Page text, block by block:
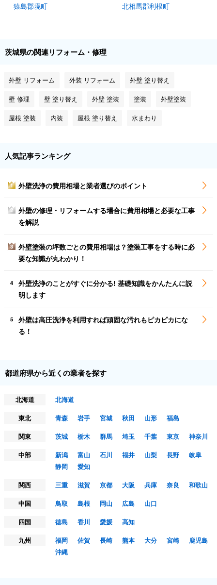
猿島郡境町 北相馬郡利根町
茨城県の関連リフォーム・修理
外壁 リフォーム 外装 リフォーム 外壁 塗り替え
壁 修理 壁 塗り替え 外壁 塗装 塗装 外壁塗装
屋根 塗装 内装 屋根 塗り替え 水まわり
人気記事ランキング
1 外壁洗浄の費用相場と業者選びのポイント
2
外壁の修理・リフォームする場合に費用相場と必要な工事
を解説
3
外壁塗装の坪数ごとの費用相場は？塗装工事をする時に必
要な知識が丸わかり！
4
外壁洗浄のことがすぐに分かる! 基礎知識をかんたんに説
明します
5
外壁は高圧洗浄を利用すれば頑固な汚れもピカピカにな
る！
都道府県から近くの業者を探す
北海道
北海道
東北
青森 岩手 宮城 秋田 山形
福島
関東
茨城 栃木 群馬 埼玉 千葉 東京
神奈川
中部
新潟 富山 石川 福井 山梨 長野
岐阜
静岡
愛知
関西
三重 滋賀 京都 大阪 兵庫 奈良
和歌山
中国
鳥取 島根 岡山 広島
山口
四国
徳島 香川 愛媛
高知
九州
福岡 佐賀 長崎 熊本 大分 宮崎
鹿児島
沖縄